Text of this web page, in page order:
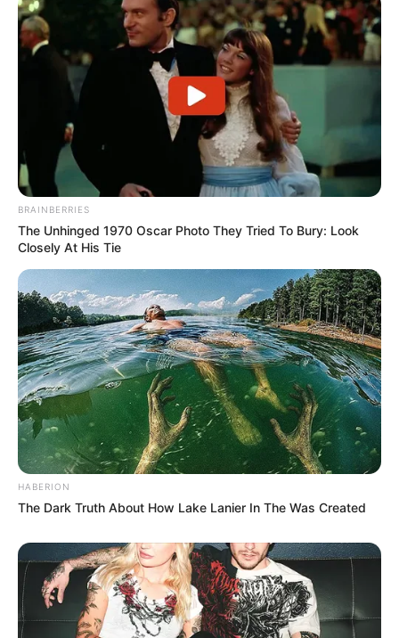
BRAINBERRIES
The Unhinged 1970 Oscar Photo They Tried To Bury: Look
Closely At His Tie
HABERION
The Dark Truth About How Lake Lanier In The Was Created